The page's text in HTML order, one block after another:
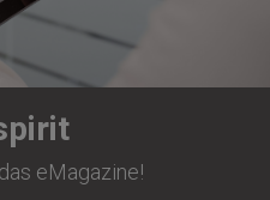
eMagazine!